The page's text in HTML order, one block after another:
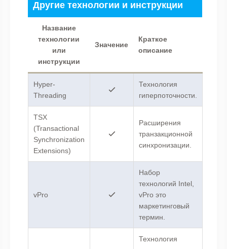
Другие технологии и инструкции
Название
технологии
или
инструкции
Значение
Краткое
описание
Hyper-
Threading
Технология
гиперпоточности.
TSX
(Transactional
Synchronization
Extensions)
Расширения
транзакционной
синхронизации.
vPro
Набор
технологий Intel,
vPro это
маркетинговый
термин.
Технология